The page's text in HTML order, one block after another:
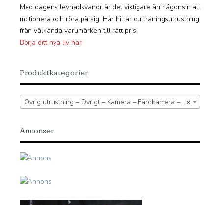
Med dagens levnadsvanor är det viktigare än någonsin att
motionera och röra på sig. Här hittar du träningsutrustning
från välkända varumärken till rätt pris!
Börja ditt nya liv här!
Produktkategorier
×
Övrig utrustning – Övrigt – Kamera – Färdkamera – Tillbehör färdkamera
Annonser